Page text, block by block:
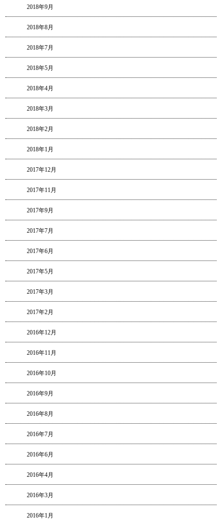
2018年9月
2018年8月
2018年7月
2018年5月
2018年4月
2018年3月
2018年2月
2018年1月
2017年12月
2017年11月
2017年9月
2017年7月
2017年6月
2017年5月
2017年3月
2017年2月
2016年12月
2016年11月
2016年10月
2016年9月
2016年8月
2016年7月
2016年6月
2016年4月
2016年3月
2016年1月